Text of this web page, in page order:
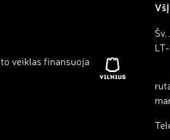
veiklas finansuoja
Šv.